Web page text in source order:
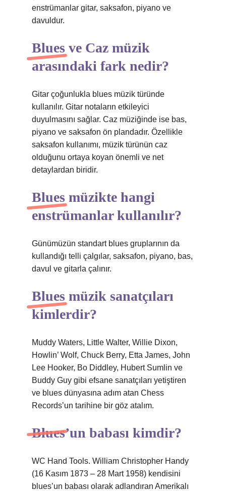
enstrümanlar gitar, saksafon, piyano ve
davuldur.
Blues ve Caz müzik
arasındaki fark nedir?
Gitar çoğunlukla blues müzik türünde
kullanılır. Gitar notaların etkileyici
duyulmasını sağlar. Caz müziğinde ise bas,
piyano ve saksafon ön plandadır. Özellikle
saksafon kullanımı, müzik türünün caz
olduğunu ortaya koyan önemli ve net
detaylardan biridir.
Blues müzikte hangi
enstrümanlar kullanılır?
Günümüzün standart blues gruplarının da
kullandığı telli çalgılar, saksafon, piyano, bas,
davul ve gitarla çalınır.
Blues müzik sanatçıları
kimlerdir?
Muddy Waters, Little Walter, Willie Dixon,
Howlin’ Wolf, Chuck Berry, Etta James, John
Lee Hooker, Bo Diddley, Hubert Sumlin ve
Buddy Guy gibi efsane sanatçıları yetiştiren
ve blues dünyasına adım atan Chess
Records’un tarihine bir göz atalım.
Blues’un babası kimdir?
WC Hand Tools. William Christopher Handy
(16 Kasım 1873 – 28 Mart 1958) kendisini
blues’un babası olarak adlandıran Amerikalı